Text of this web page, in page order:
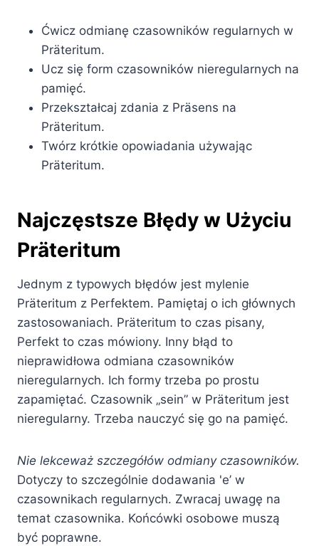
Ćwicz odmianę czasowników regularnych w
Präteritum.
Ucz się form czasowników nieregularnych na
pamięć.
Przekształcaj zdania z Präsens na
Präteritum.
Twórz krótkie opowiadania używając
Präteritum.
Najczęstsze Błędy w Użyciu
Präteritum
Jednym z typowych błędów jest mylenie
Präteritum z Perfektem. Pamiętaj o ich głównych
zastosowaniach. Präteritum to czas pisany,
Perfekt to czas mówiony. Inny błąd to
nieprawidłowa odmiana czasowników
nieregularnych. Ich formy trzeba po prostu
zapamiętać. Czasownik „sein” w Präteritum jest
nieregularny. Trzeba nauczyć się go na pamięć.
Nie lekceważ szczegółów odmiany czasowników.
Dotyczy to szczególnie dodawania 'e’ w
czasownikach regularnych. Zwracaj uwagę na
temat czasownika. Końcówki osobowe muszą
być poprawne.